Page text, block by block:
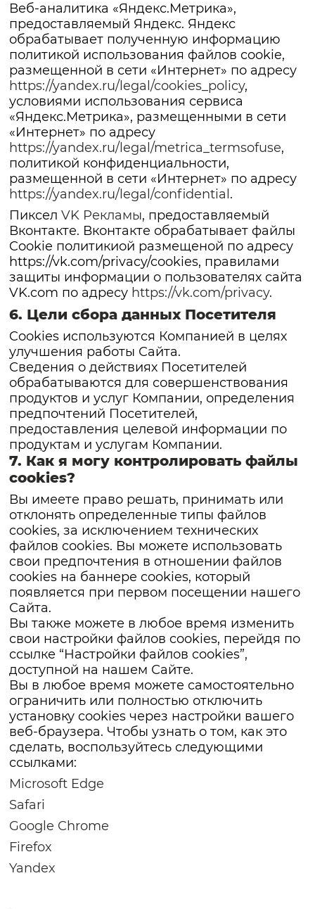
Веб-аналитика «Яндекс.Метрика»,
предоставляемый Яндекс. Яндекс
обрабатывает полученную информацию
политикой использования файлов cookie,
размещенной в сети «Интернет» по адресу
https://yandex.ru/legal/cookies_policy,
условиями использования сервиса
«Яндекс.Метрика», размещенными в сети
«Интернет» по адресу
https://yandex.ru/legal/metrica_termsofuse,
политикой конфиденциальности,
размещенной в сети «Интернет» по адресу
https://yandex.ru/legal/confidential .
ПикселVK Рекламы, предоставляемый
Вконтакте. Вконтакте обрабатывает файлы
Cookie политикиой размещеной по адресу
https://vk.com/privacy/cookies, правилами
защиты информации о пользователях сайта
VK.com по адресу https://vk.com/privacy.
6. Цели сбора данных Посетителя
Cookies используются Компанией в целях
улучшения работы Сайта.
Сведения о действиях Посетителей
обрабатываются для совершенствования
продуктов и услуг Компании, определения
предпочтений Посетителей,
предоставления целевой информации по
продуктам и услугам Компании.
7. Как я могу контролировать файлы
cookies?
Вы имеете право решать, принимать или
отклонять определенные типы файлов
cookies, за исключением технических
файлов cookies. Вы можете использовать
свои предпочтения в отношении файлов
cookies на баннере cookies, который
появляется при первом посещении нашего
Сайта.
Вы также можете в любое время изменить
свои настройки файлов cookies, перейдя по
ссылке “Настройки файлов cookies”,
доступной на нашем Сайте.
Вы в любое время можете самостоятельно
ограничить или полностью отключить
установку cookies через настройки вашего
веб-браузера. Чтобы узнать о том, как это
сделать, воспользуйтесь следующими
ссылками:
Microsoft Edge
Safari
Google Chrome
Firefox
Yandex